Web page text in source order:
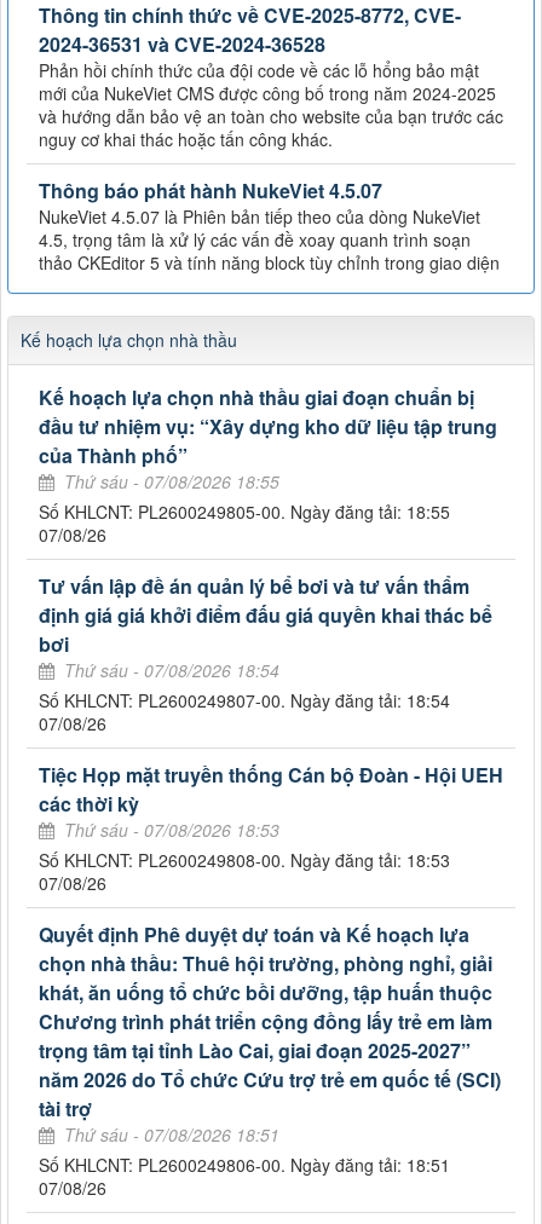
Thông tin chính thức về CVE-2025-8772, CVE-
2024-36531 và CVE-2024-36528
Phản hồi chính thức của đội code về các lỗ hổng bảo mật
mới của NukeViet CMS được công bố trong năm 2024-2025
và hướng dẫn bảo vệ an toàn cho website của bạn trước các
nguy cơ khai thác hoặc tấn công khác.
Thông báo phát hành NukeViet 4.5.07
NukeViet 4.5.07 là Phiên bản tiếp theo của dòng NukeViet
4.5, trọng tâm là xử lý các vấn đề xoay quanh trình soạn
thảo CKEditor 5 và tính năng block tùy chỉnh trong giao diện
Kế hoạch lựa chọn nhà thầu
Kế hoạch lựa chọn nhà thầu giai đoạn chuẩn bị
đầu tư nhiệm vụ: “Xây dựng kho dữ liệu tập trung
của Thành phố”
Thứ sáu - 07/08/2026 18:55
Số KHLCNT: PL2600249805-00. Ngày đăng tải: 18:55
07/08/26
Tư vấn lập đề án quản lý bể bơi và tư vấn thẩm
định giá giá khởi điểm đấu giá quyền khai thác bể
bơi
Thứ sáu - 07/08/2026 18:54
Số KHLCNT: PL2600249807-00. Ngày đăng tải: 18:54
07/08/26
Tiệc Họp mặt truyền thống Cán bộ Đoàn - Hội UEH
các thời kỳ
Thứ sáu - 07/08/2026 18:53
Số KHLCNT: PL2600249808-00. Ngày đăng tải: 18:53
07/08/26
Quyết định Phê duyệt dự toán và Kế hoạch lựa
chọn nhà thầu: Thuê hội trường, phòng nghỉ, giải
khát, ăn uống tổ chức bồi dưỡng, tập huấn thuộc
Chương trình phát triển cộng đồng lấy trẻ em làm
trọng tâm tại tỉnh Lào Cai, giai đoạn 2025-2027”
năm 2026 do Tổ chức Cứu trợ trẻ em quốc tế (SCI)
tài trợ
Thứ sáu - 07/08/2026 18:51
Số KHLCNT: PL2600249806-00. Ngày đăng tải: 18:51
07/08/26